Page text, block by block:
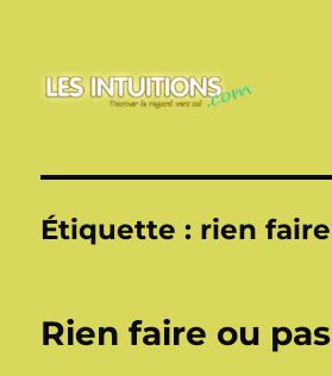
Étiquette : rien faire
Rien faire ou pas